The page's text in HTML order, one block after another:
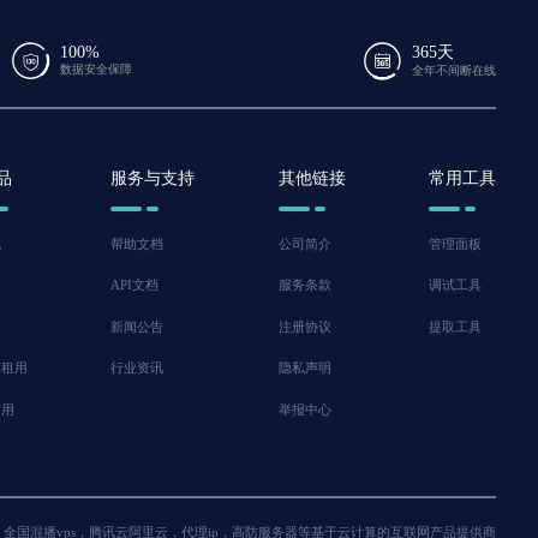
100%
数据安全保障
365天
全年不间断在线
用
服务与支持
帮助文档
API文档
新闻公告
行业资讯
其他链接
公司简介
服务条款
注册协议
隐私声明
举报中心
常用工具
管理面板
调试工具
提取工具
国混播vps，腾讯云阿里云，代理ip，高防服务器等基于云计算的互联网产品提供商